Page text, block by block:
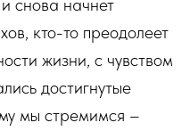
снова начнет
кто-то преодолеет
жизни, с чувством
достигнутые
мы стремимся –